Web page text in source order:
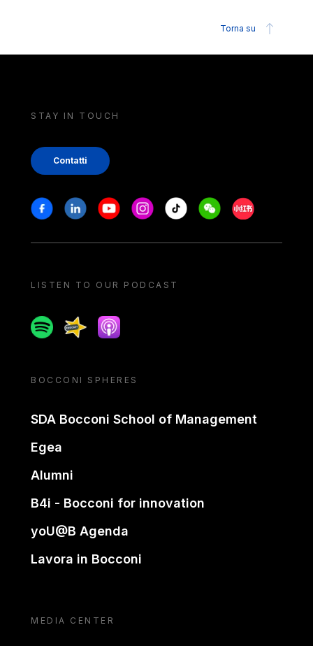
Torna su
STAY IN TOUCH
Contatti
Stay in touch
FacebookLinkedinYoutubeInstagram
Tiktok WeechatXiaohongshu/
LISTEN TO OUR PODCAST
SpotifySpreakerApple podcast
BOCCONI SPHERES
SDA Bocconi School of Management
Egea
Alumni
B4i - Bocconi for innovation
yoU@B Agenda
Lavora in Bocconi
MEDIA CENTER